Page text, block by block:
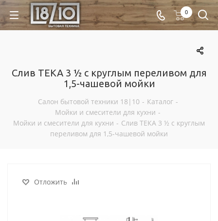
0
Слив ТЕКА 3 ½ с круглым переливом для
1,5-чашевой мойки
Салон бытовой техники 18|10 - Каталог -
Мойки и смесители для кухни -
Мойки и смесители для кухни - Слив ТЕКА 3 ½ с круглым
переливом для 1,5-чашевой мойки
Отложить